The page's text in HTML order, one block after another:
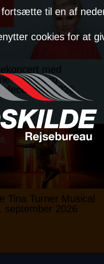
med
Gadeberg
december 2026
Tina Turner Musical
september 2026
til en af
cookies for at